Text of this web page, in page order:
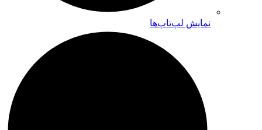
نمایش لپ‌تاپ‌ها